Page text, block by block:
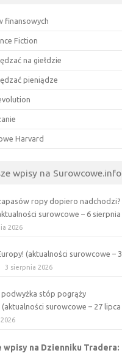
finansowych
Fiction
na giełdzie
pieniądze
Harvard
wpisy na Surowcowe.info
ropy dopiero nadchodzi?
surowcowe – 6 sierpnia
2026
(aktualności surowcowe – 3
3 sierpnia 2026
podwyżka stóp pogrąży
surowcowe – 27 lipca
wpisy na Dzienniku Tradera: